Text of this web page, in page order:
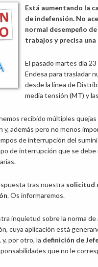
Está aumentando la
de indefensión. No
normal desempeño
trabajos y precisa
El pasado martes día
Endesa para trasladar
desde la línea de
media tensión (MT) y
recibido múltiples
y, además pero no menos
de interrupción del
de interrupción que se
tras nuestra solicitud
. Os informaremos.
inquietud sobre la norma
cuya aplicación está
por otro, la definición de
que no le